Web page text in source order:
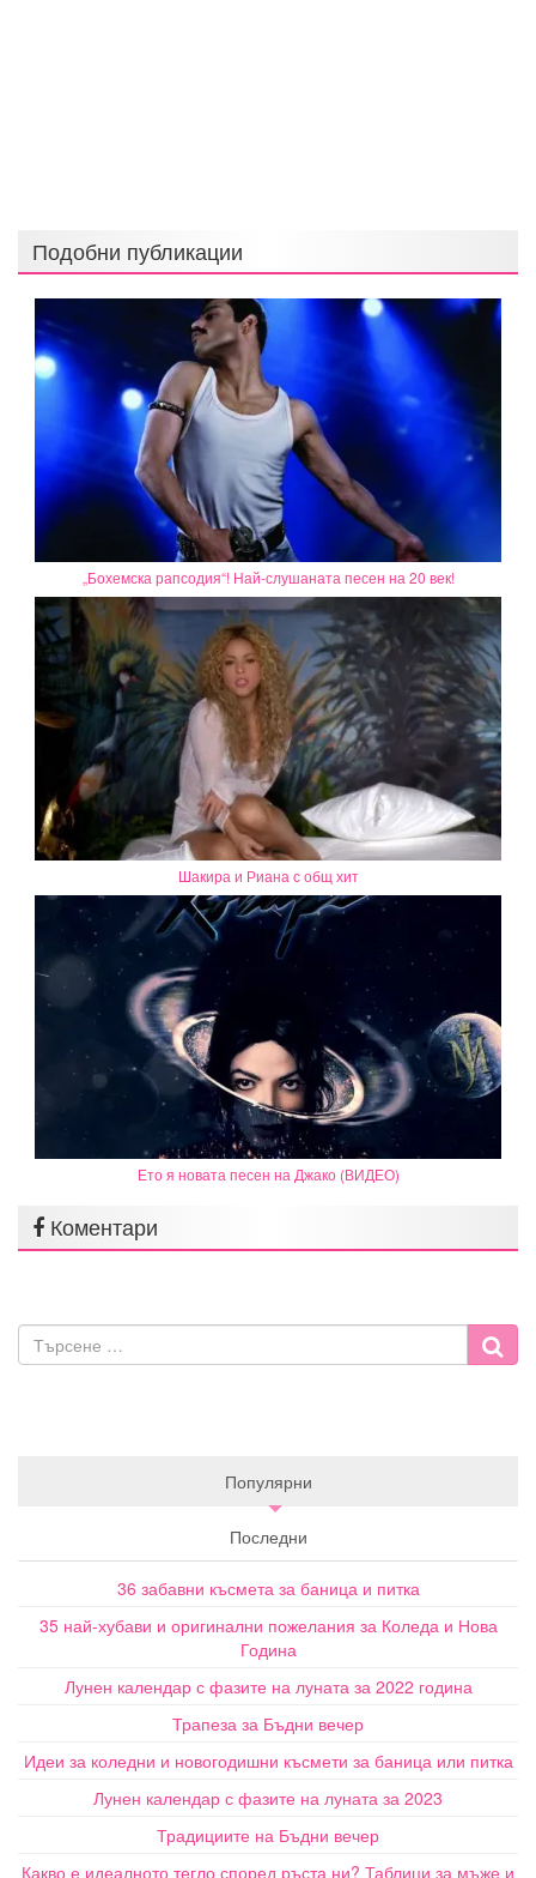
Подобни публикации
„Бохемска рапсодия“! Най-слушаната песен на 20 век!
Шакира и Риана с общ хит
Ето я новата песен на Джако (ВИДЕО)
Коментари
Популярни
Последни
36 забавни късмета за баница и питка
35 най-хубави и оригинални пожелания за Коледа и Нова
Година
Лунен календар с фазите на луната за 2022 година
Трапеза за Бъдни вечер
Идеи за коледни и новогодишни късмети за баница или питка
Лунен календар с фазите на луната за 2023
Традициите на Бъдни вечер
Какво е идеалното тегло според ръста ни? Таблици за мъже и